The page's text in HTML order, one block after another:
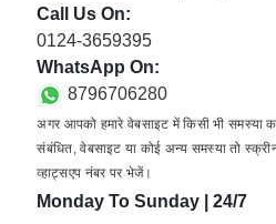
M ★★★★★
Thursday, 01
K ★★★★★
Thursday, 01
Call Us On:
0124-3659395
WhatsApp On:
8796706280
अगर आपको हमारे वेबसाइट में किसी भी समस्या
संबंधित, वेबसाइट या कोई अन्य समस्या तो
व्हाट्सएप नंबर पर भेजें।
Monday To Sunday | 24/7